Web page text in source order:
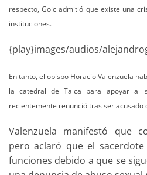
respecto, Goic admitió que existe una
instituciones.
{play}images/audios/
En tanto, el obispo Horacio Valenzuela
la catedral de Talca para apoyar al
recientemente renunció tras ser acusado
Valenzuela manifestó que
pero aclaró que el
funciones debido a que se